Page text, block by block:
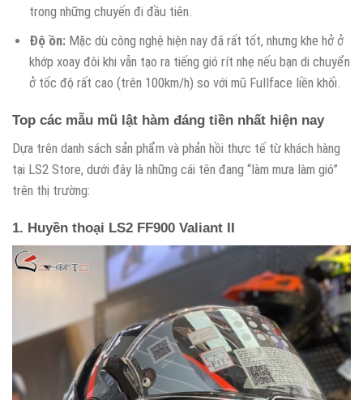
trong những chuyến đi đầu tiên.
Độ ồn:Mặc dù công nghệ hiện nay đã rất tốt, nhưng khe hở ở
khớp xoay đôi khi vẫn tạo ra tiếng gió rít nhẹ nếu bạn di chuyển
ở tốc độ rất cao (trên 100km/h) so với mũ Fullface liền khối.
Top các mẫu mũ lật hàm đáng tiền nhất hiện nay
Dựa trên danh sách sản phẩm và phản hồi thực tế từ khách hàng
tại LS2 Store, dưới đây là những cái tên đang “làm mưa làm gió”
trên thị trường:
1. Huyền thoại LS2 FF900 Valiant II